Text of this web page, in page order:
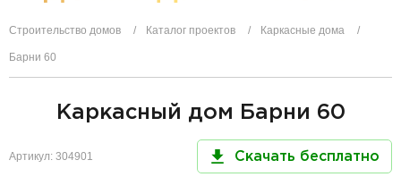
Строительство домов Каталог проектов Каркасные дома
Барни 60
Каркасный дом Барни 60
Артикул: 304901 Скачать бесплатно